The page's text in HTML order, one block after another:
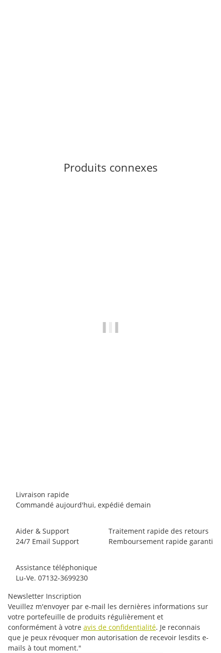
Produits connexes
Livraison rapide
Commandé aujourd'hui, expédié demain
Aider & Support
24/7 Email Support
Traitement rapide des retours
Remboursement rapide garanti
Assistance téléphonique
Lu-Ve. 07132-3699230
Newsletter Inscription
Veuillez m'envoyer par e-mail les dernières informations sur
votre portefeuille de produits régulièrement et
conformément à votre avis de confidentialité. Je reconnais
que je peux révoquer mon autorisation de recevoir lesdits e-
mails à tout moment."